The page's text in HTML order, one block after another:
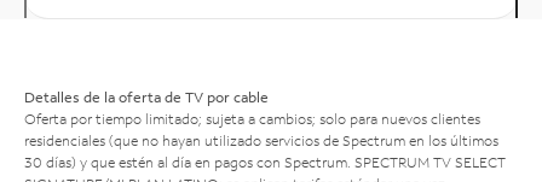
Detalles de la oferta de TV por cable
Oferta por tiempo limitado; sujeta a cambios; solo para nuevos clientes
residenciales (que no hayan utilizado servicios de Spectrum en los últimos
30 días) y que estén al día en pagos con Spectrum. SPECTRUM TV SELECT